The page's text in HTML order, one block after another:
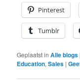
Pinterest
Tumblr
Geplaatst in Alle blogs
Education,Sales |